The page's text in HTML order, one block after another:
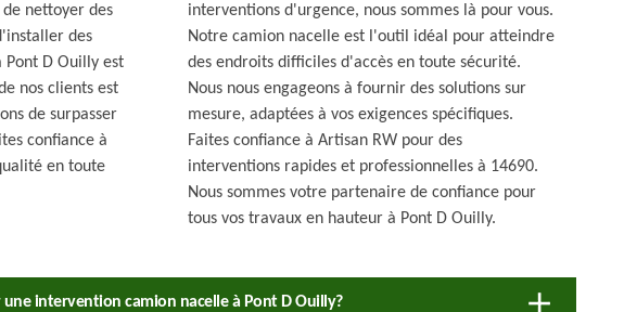
de nettoyer des
des
Pont D Ouilly est
nos clients est
de surpasser
confiance à
en toute
interventions d'urgence, nous sommes là pour vous.
Notre camion nacelle est l'outil idéal pour atteindre
des endroits difficiles d'accès en toute sécurité.
Nous nous engageons à fournir des solutions sur
mesure, adaptées à vos exigences spécifiques.
Faites confiance à Artisan RW pour des
interventions rapides et professionnelles à 14690.
Nous sommes votre partenaire de confiance pour
tous vos travaux en hauteur à Pont D Ouilly.
intervention camion nacelle à Pont D Ouilly?